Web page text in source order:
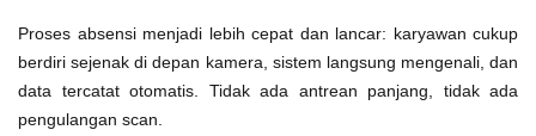
Proses absensi menjadi lebih cepat dan lancar: karyawan cukup
berdiri sejenak di depan kamera, sistem langsung mengenali, dan
data tercatat otomatis. Tidak ada antrean panjang, tidak ada
pengulangan scan.